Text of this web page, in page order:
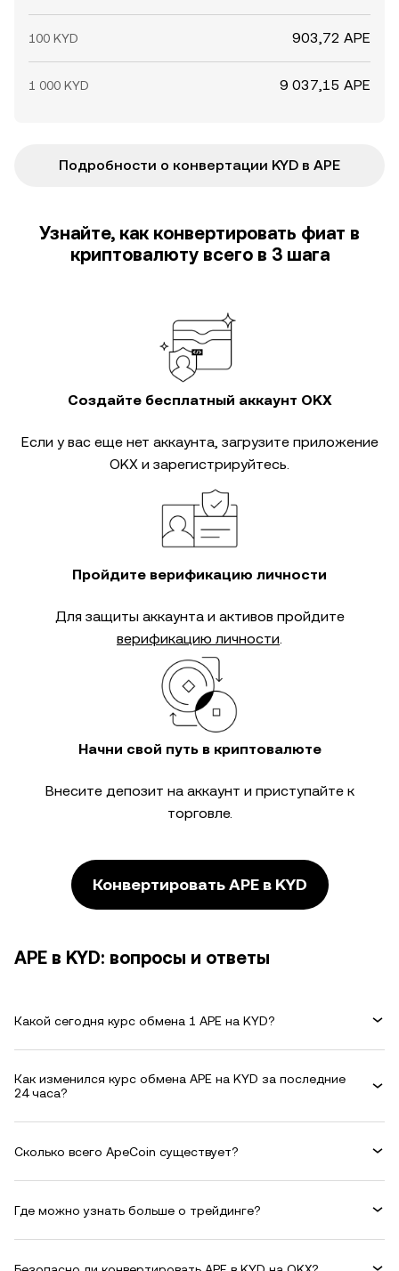
100 KYD 903,72 APE
1 000 KYD 9 037,15 APE
Подробности о конвертации KYD в APE
Узнайте, как конвертировать фиат в
криптовалюту всего в 3 шага
Создайте бесплатный аккаунт OKX
Если у вас еще нет аккаунта, загрузите приложение
OKX и зарегистрируйтесь.
Пройдите верификацию личности
Для защиты аккаунта и активов пройдите
верификацию личности.
Начни свой путь в криптовалюте
Внесите депозит на аккаунт и приступайте к
торговле.
Конвертировать APE в KYD
APE в KYD: вопросы и ответы
Какой сегодня курс обмена 1 APE на KYD?
Как изменился курс обмена APE на KYD за последние
24 часа?
Сколько всего ApeCoin существует?
Где можно узнать больше о трейдинге?